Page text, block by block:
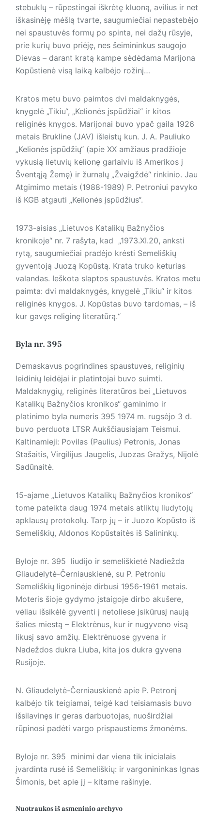
stebuklų – rūpestingai iškrėtę kluoną, avilius ir net
iškasinėję mėšlą tvarte, saugumiečiai nepastebėjo
nei spaustuvės formų po spinta, nei dažų rūsyje,
prie kurių buvo priėję, nes šeimininkus saugojo
Dievas – darant kratą kampe sėdėdama Marijona
Kopūstienė visą laiką kalbėjo rožinį…
Kratos metu buvo paimtos dvi maldaknygės,
knygelė „Tikiu“, „Kelionės įspūdžiai“ ir kitos
religinės knygos. Marijonai buvo ypač gaila 1926
metais Brukline (JAV) išleistų kun. J. A. Pauliuko
„Kelionės įspūdžių“ (apie XX amžiaus pradžioje
vykusią lietuvių kelionę garlaiviu iš Amerikos į
Šventąją Žemę) ir žurnalų „Žvaigždė“ rinkinio. Jau
Atgimimo metais (1988-1989) P. Petroniui pavyko
iš KGB atgauti „Kelionės įspūdžius“.
1973-aisias „Lietuvos Katalikų Bažnyčios
kronikoje“ nr. 7 rašyta, kad „1973.XI.20, anksti
rytą, saugumiečiai pradėjo krėsti Semeliškių
gyventoją Juozą Kopūstą. Krata truko keturias
valandas. Ieškota slaptos spaustuvės. Kratos metu
paimta: dvi maldaknygės, knygelė „Tikiu“ ir kitos
religinės knygos. J. Kopūstas buvo tardomas, – iš
kur gavęs religinę literatūrą.“
Byla nr. 395
Demaskavus pogrindines spaustuves, religinių
leidinių leidėjai ir platintojai buvo suimti.
Maldaknygių, religinės literatūros bei „Lietuvos
Katalikų Bažnyčios kronikos“ gaminimo ir
platinimo byla numeris 395 1974 m. rugsėjo 3 d.
buvo perduota LTSR Aukščiausiajam Teismui.
Kaltinamieji: Povilas (Paulius) Petronis, Jonas
Stašaitis, Virgilijus Jaugelis, Juozas Gražys, Nijolė
Sadūnaitė.
15-ajame „Lietuvos Katalikų Bažnyčios kronikos“
tome pateikta daug 1974 metais atliktų liudytojų
apklausų protokolų. Tarp jų – ir Juozo Kopūsto iš
Semeliškių, Aldonos Kopūstaitės iš Salininkų.
Byloje nr. 395 liudijo ir semeliškietė Nadiežda
Gliaudelytė-Černiauskienė, su P. Petroniu
Semeliškių ligoninėje dirbusi 1956-1961 metais.
Moteris šioje gydymo įstaigoje dirbo akušere,
vėliau išsikėlė gyventi į netoliese įsikūrusį naują
šalies miestą – Elektrėnus, kur ir nugyveno visą
likusį savo amžių. Elektrėnuose gyvena ir
Nadeždos dukra Liuba, kita jos dukra gyvena
Rusijoje.
N. Gliaudelytė-Černiauskienė apie P. Petronį
kalbėjo tik teigiamai, teigė kad teisiamasis buvo
išsilavinęs ir geras darbuotojas, nuoširdžiai
rūpinosi padėti vargo prispaustiems žmonėms.
Byloje nr. 395 minimi dar viena tik inicialais
įvardinta rusė iš Semeliškių: ir vargonininkas Ignas
Šimonis, bet apie jį – kitame rašinyje.
Nuotraukos iš asmeninio archyvo